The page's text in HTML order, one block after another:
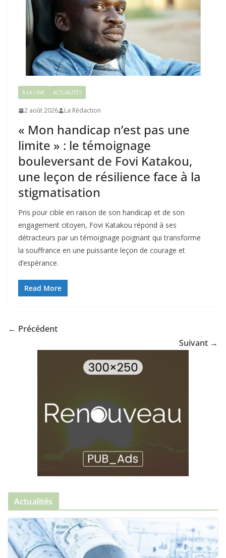
À LA UNE ACTUALITÉS
2 août 2026 La Rédaction
« Mon handicap n’est pas une
limite » : le témoignage
bouleversant de Fovi Katakou,
une leçon de résilience face à la
stigmatisation
Pris pour cible en raison de son handicap et de son
engagement citoyen, Fovi Katakou répond à ses
détracteurs par un témoignage poignant qui transforme
la souffrance en une puissante leçon de courage et
d’espérance.
Read More
← Précédent
Suivant →
Actualités